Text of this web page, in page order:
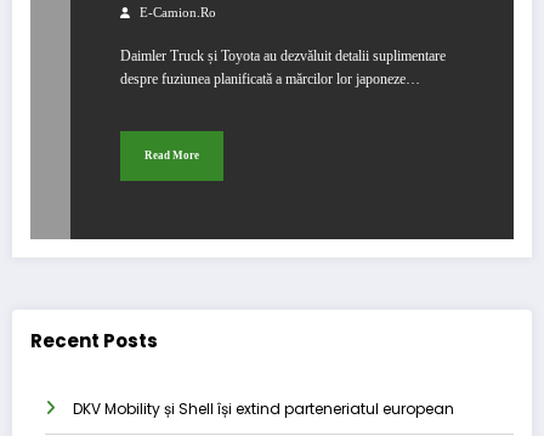
E-Camion.ro
Daimler Truck și Toyota au dezvăluit detalii suplimentare
despre fuziunea planificată a mărcilor lor japoneze…
Read More
Recent Posts
DKV Mobility și Shell își extind parteneriatul european